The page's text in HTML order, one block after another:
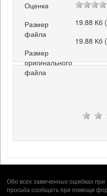
Оценка
Размер
файла
19.88 Кб
Размер
оригинального
файла
19.88 Кб
Обо всех замеченных ошибках при
просьба сообщать при помощи